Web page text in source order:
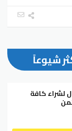
شيوعاً
50 فعال لشراء كافة